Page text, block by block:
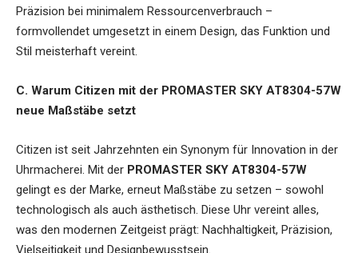
Präzision bei minimalem Ressourcenverbrauch –
formvollendet umgesetzt in einem Design, das Funktion und
Stil meisterhaft vereint.
C. Warum Citizen mit der PROMASTER SKY AT8304-57W
neue Maßstäbe setzt
Citizen ist seit Jahrzehnten ein Synonym für Innovation in der
Uhrmacherei. Mit der PROMASTER SKY AT8304-57W
gelingt es der Marke, erneut Maßstäbe zu setzen – sowohl
technologisch als auch ästhetisch. Diese Uhr vereint alles,
was den modernen Zeitgeist prägt: Nachhaltigkeit, Präzision,
Vielseitigkeit und Designbewusstsein.